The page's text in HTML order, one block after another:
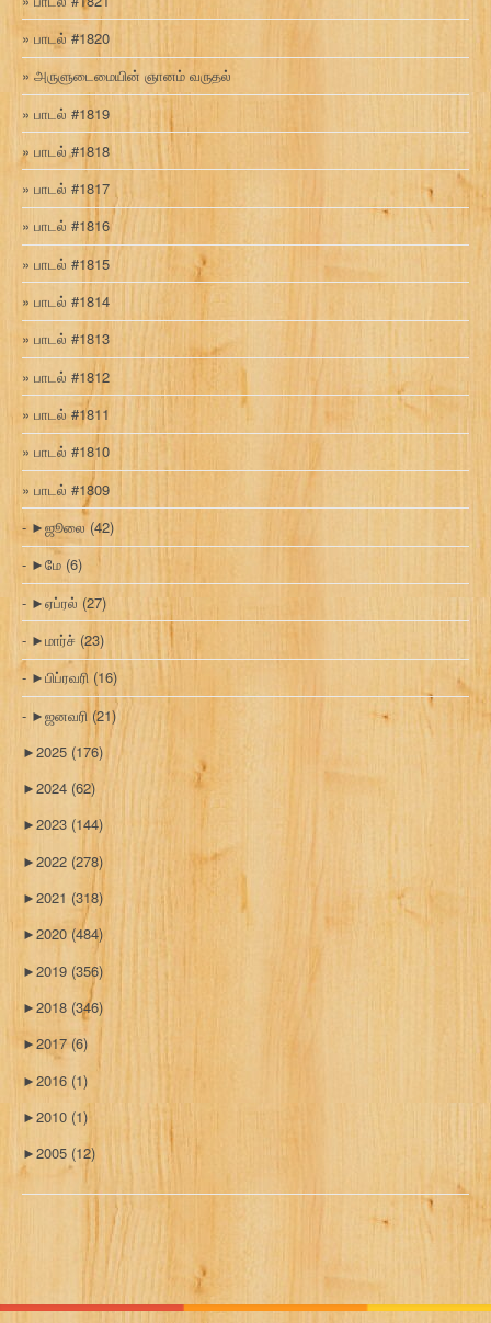
பாடல் #1820
அருளுடைமையின் ஞானம் வருதல்
பாடல் #1819
பாடல் #1818
பாடல் #1817
பாடல் #1816
பாடல் #1815
பாடல் #1814
பாடல் #1813
பாடல் #1812
பாடல் #1811
பாடல் #1810
பாடல் #1809
►ஜூலை (42)
►மே (6)
►ஏப்ரல் (27)
►மார்ச் (23)
►பிப்ரவரி (16)
►ஜனவரி (21)
►2025 (176)
►2024 (62)
►2023 (144)
►2022 (278)
►2021 (318)
►2020 (484)
►2019 (356)
►2018 (346)
►2017 (6)
►2016 (1)
►2010 (1)
►2005 (12)